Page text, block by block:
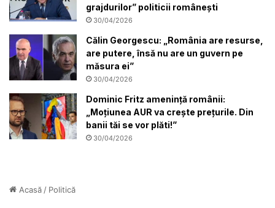
grajdurilor” politicii românești
30/04/2026
Călin Georgescu: „România are resurse,
are putere, însă nu are un guvern pe
măsura ei”
30/04/2026
Dominic Fritz amenință românii:
„Moțiunea AUR va crește prețurile. Din
banii tăi se vor plăti!”
30/04/2026